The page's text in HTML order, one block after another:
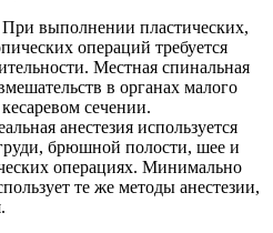
выполнении пластических,
операций требуется
Местная спинальная
в органах малого
сечении.
анестезия используется
брюшной полости, шее и
операциях. Минимально
те же методы анестезии,